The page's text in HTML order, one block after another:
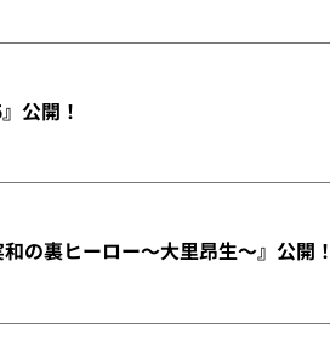
公開！
の裏ヒーロー～大里昂生～』公開